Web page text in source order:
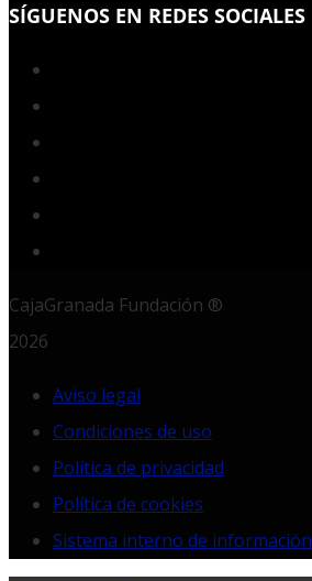
SÍGUENOS EN REDES SOCIALES
CajaGranada Fundación ®
2026
Aviso legal
Condiciones de uso
Política de privacidad
Política de cookies
Sistema interno de información